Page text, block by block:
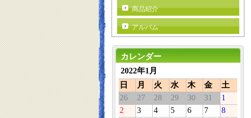
商品紹介
アルバム
カレンダー
2022年1月
日
月 火 水 木 金
土
26
27 28 29 30 31
1
2
3 4 5 6 7
8